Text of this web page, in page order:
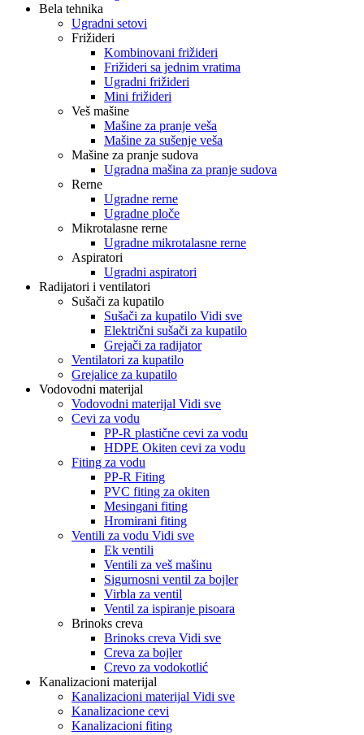
Bela tehnika
Ugradni setovi
Frižideri
Kombinovani frižideri
Frižideri sa jednim vratima
Ugradni frižideri
Mini frižideri
Veš mašine
Mašine za pranje veša
Mašine za sušenje veša
Mašine za pranje sudova
Ugradna mašina za pranje sudova
Rerne
Ugradne rerne
Ugradne ploče
Mikrotalasne rerne
Ugradne mikrotalasne rerne
Aspiratori
Ugradni aspiratori
Radijatori i ventilatori
Sušači za kupatilo
Sušači za kupatilo Vidi sve
Električni sušači za kupatilo
Grejači za radijator
Ventilatori za kupatilo
Grejalice za kupatilo
Vodovodni materijal
Vodovodni materijal Vidi sve
Cevi za vodu
PP-R plastične cevi za vodu
HDPE Okiten cevi za vodu
Fiting za vodu
PP-R Fiting
PVC fiting za okiten
Mesingani fiting
Hromirani fiting
Ventili za vodu Vidi sve
Ek ventili
Ventili za veš mašinu
Sigurnosni ventil za bojler
Virbla za ventil
Ventil za ispiranje pisoara
Brinoks creva
Brinoks creva Vidi sve
Creva za bojler
Crevo za vodokotlić
Kanalizacioni materijal
Kanalizacioni materijal Vidi sve
Kanalizacione cevi
Kanalizacioni fiting